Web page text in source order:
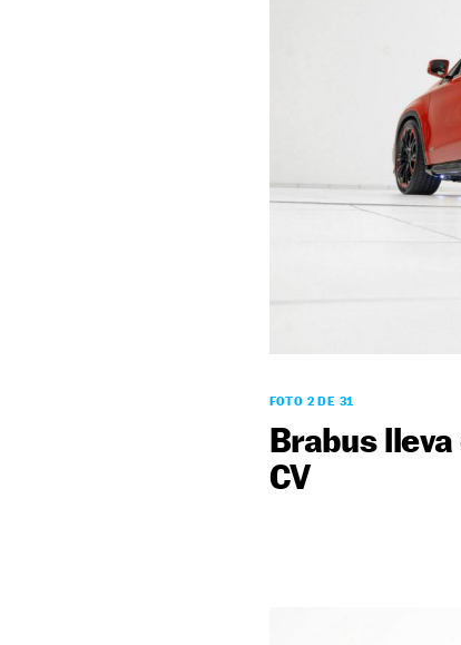
FOTO 2 DE 31
Brabus
CV